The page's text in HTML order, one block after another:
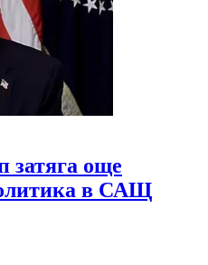
затяга още
в САЩ